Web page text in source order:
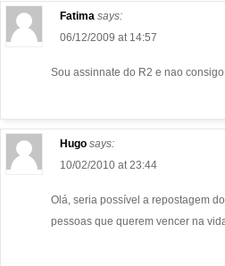
Fatima says:
06/12/2009 at 14:57
Sou assinnate do R2 e nao
Hugo says:
10/02/2010 at 23:44
Olá, seria possível a repostagem
pessoas que querem vencer na